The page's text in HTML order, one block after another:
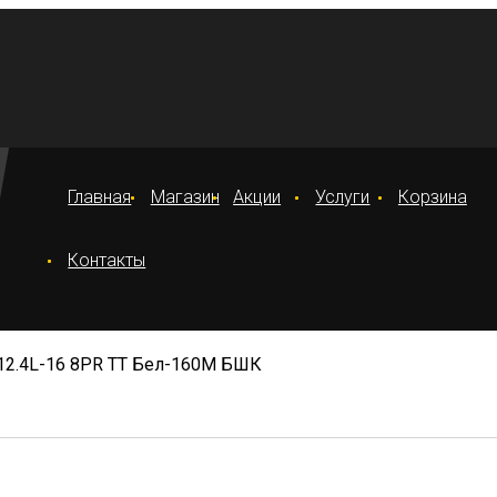
Главная Магазин Акции Услуги Корзина
Контакты
16 8PR TT Бел-160М БШК